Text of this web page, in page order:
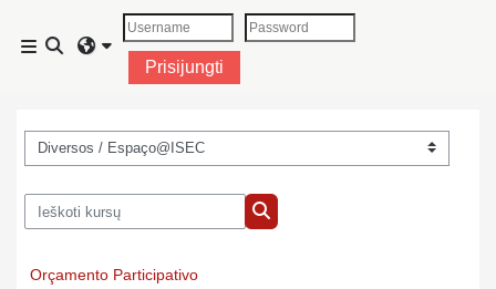
Šoninis skydelis
Perjungti paieškos įvestį
Prisijungti
Kursų kategorijos
Ieškoti kursų
Ieškoti kursų
Orçamento Participativo